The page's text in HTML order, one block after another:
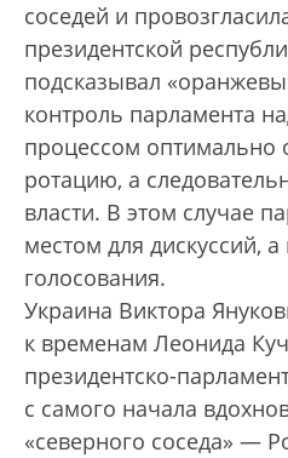
соседей и
президентской
подсказывал
контроль парламента
процессом оптимально
ротацию, а
власти. В этом случае
местом для дискуссий, а
голосования.
Украина Виктора
к временам Леонида
президентско-
с самого начала
«северного соседа» —